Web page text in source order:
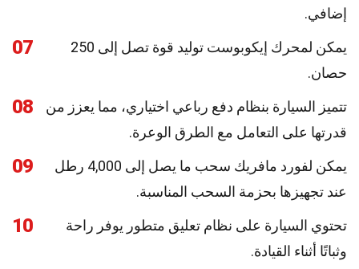
إضافي.
07
يمكن لمحرك إيكوبوست توليد قوة تصل إلى 250
حصان.
08
تتميز السيارة بنظام دفع رباعي اختياري، مما يعزز من
قدرتها على التعامل مع الطرق الوعرة.
09
يمكن لفورد مافريك سحب ما يصل إلى 4,000 رطل
عند تجهيزها بحزمة السحب المناسبة.
10
تحتوي السيارة على نظام تعليق متطور يوفر راحة
وثباتًا أثناء القيادة.